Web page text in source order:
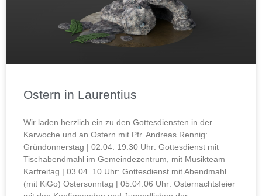
Ostern in Laurentius
Wir laden herzlich ein zu den Gottesdiensten in der
Karwoche und an Ostern mit Pfr. Andreas Rennig:
Gründonnerstag | 02.04. 19:30 Uhr: Gottesdienst mit
Tischabendmahl im Gemeindezentrum, mit Musikteam
Karfreitag | 03.04. 10 Uhr: Gottesdienst mit Abendmahl
(mit KiGo) Ostersonntag | 05.04.06 Uhr: Osternachtsfeier